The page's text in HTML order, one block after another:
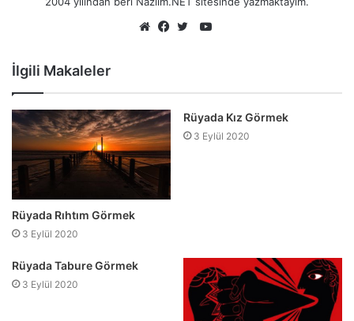
YouTube
İlgili Makaleler
Rüyada Rıhtım Görmek
3 Eylül 2020
Rüyada Kız Görmek
3 Eylül 2020
Rüyada Tabure Görmek
3 Eylül 2020